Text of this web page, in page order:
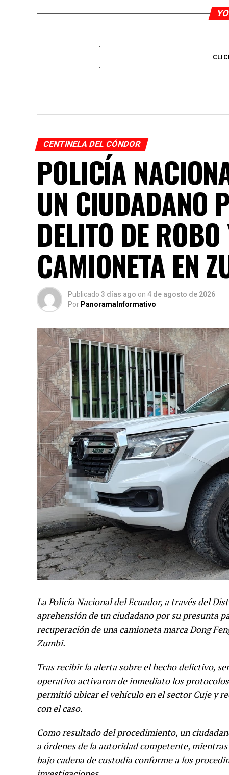
CENTINELA DEL CÓNDOR
POLICÍA
UN CIUDADANO
DELITO DE
CAMIONETA EN
Publicado 3 días ago on 4 de agosto de 2026
Por PanoramaInformativo
La Policía Nacional del Ecuador, a través del
aprehensión de un ciudadano por su presunta
recuperación de una camioneta marca Dong
Zumbi.
Tras recibir la alerta sobre el hecho delictivo,
operativo activaron de inmediato los
permitió ubicar el vehículo en el sector Cuje y
con el caso.
Como resultado del procedimiento, un
a órdenes de la autoridad competente,
bajo cadena de custodia conforme a los